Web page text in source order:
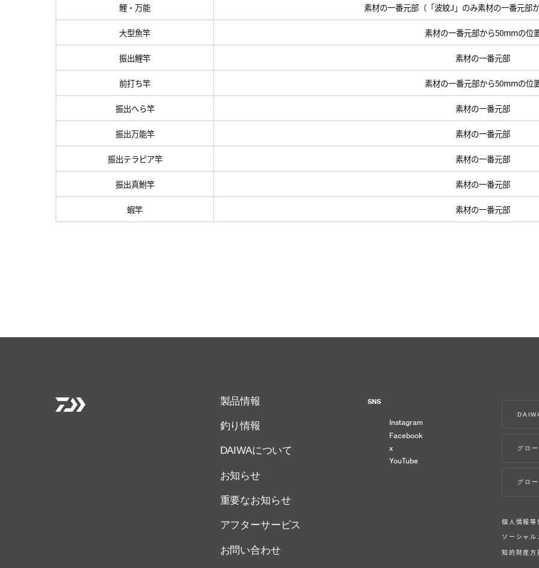
鯉・万能 素材の一番元部（「波紋J」のみ素材の一番元部
大型魚竿 素材の一番元部から50mmの位
振出鯉竿 素材の一番元部
前打ち竿 素材の一番元部から50mmの位
振出へら竿 素材の一番元部
振出万能竿 素材の一番元部
振出テラピア竿 素材の一番元部
振出真鮒竿 素材の一番元部
蝦竿
素材の一番元部
製品情報
釣り情報
DAIWAについて
お知らせ
重要なお知らせ
アフターサービス
お問い合わせ
個人情報等
ソーシャル
知的財産方
SNS
Instagram
Facebook
x
YouTube
グロ
グロ